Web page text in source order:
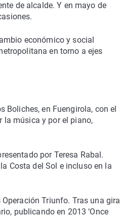
de alcalde. Y en mayo de
económico y social
en torno a ejes
Boliches, en Fuengirola, con el
la música y por el piano,
por Teresa Rabal.
Costa del Sol e incluso en la
Triunfo. Tras una gira
publicando en 2013 ‘Once